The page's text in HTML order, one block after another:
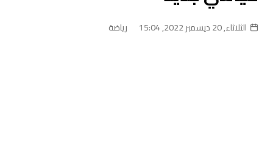
الثلاثاء, 20 ديسمبر 2022, 15:04 رياضة